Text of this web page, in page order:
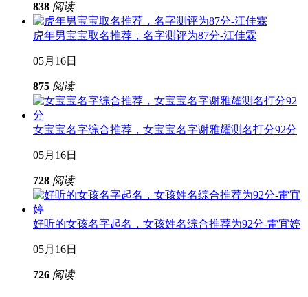
838 阅读
虎年男宝宝取名推荐，名字测评为87分-江佳霖
05月16日
875 阅读
女宝宝名字综合推荐，女宝宝名字谢雅耀测名打分92分
05月16日
728 阅读
好听的女孩名字起名，女孩姓名综合推荐为92分-雷宜婷
05月16日
726 阅读